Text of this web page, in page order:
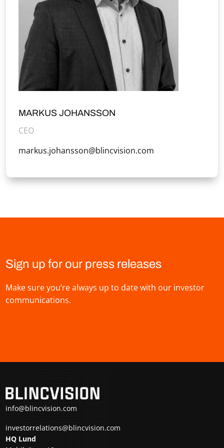
MARKUS JOHANSSON
CEO
markus.johansson@blincvision.com
Sign up for our press releases
Make sure you’re always up to date with our investor
communications.
info@blincvision.com
investorrelations@blincvision.com
HQ Lund